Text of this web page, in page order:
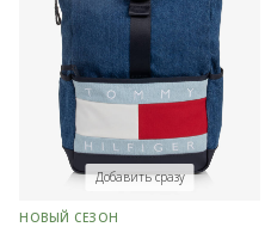
Добавить сразу
НОВЫЙ СЕЗОН